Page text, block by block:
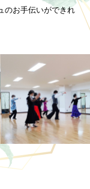
のお手伝いができれ